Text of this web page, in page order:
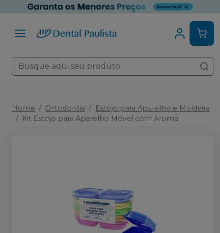
Home Ortodontia
Estojo para Aparelho e Moldeira
Kit Estojo para Aparelho Móvel com Aroma